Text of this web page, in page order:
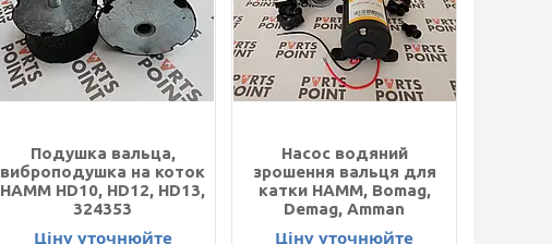
Подушка вальца,
виброподушка на коток
HAMM HD10, HD12, HD13,
324353
Ціну уточнюйте
Насос водяний
зрошення вальця для
катки HAMM, Bomag,
Demag, Amman
Ціну уточнюйте